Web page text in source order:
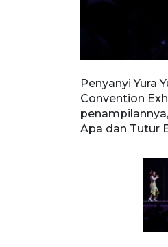
Penyanyi Yura
Convention
Apa dan Tutur